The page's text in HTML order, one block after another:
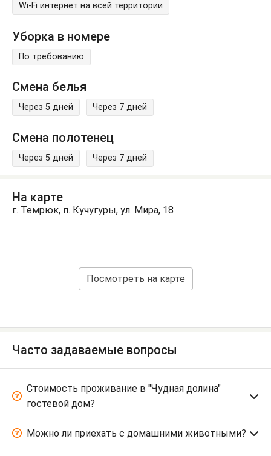
Wi-Fi интернет на всей территории
Уборка в номере
По требованию
Смена белья
Через 5 дней Через 7 дней
Смена полотенец
Через 5 дней Через 7 дней
На карте
г. Темрюк, п. Кучугуры, ул. Мира, 18
Посмотреть на карте
Часто задаваемые вопросы
Стоимость проживание в "Чудная долина"
гостевой дом?
Можно ли приехать с домашними животными?